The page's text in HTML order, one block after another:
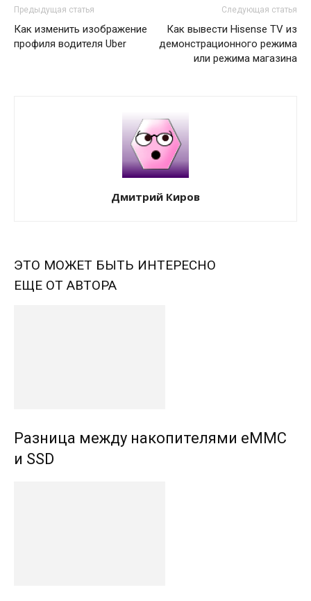
Предыдущая статья
Как изменить изображение
профиля водителя Uber
Следующая статья
Как вывести Hisense TV из
демонстрационного режима
или режима магазина
Дмитрий Киров
ЭТО МОЖЕТ БЫТЬ ИНТЕРЕСНО
ЕЩЕ ОТ АВТОРА
Разница между накопителями eMMC
и SSD